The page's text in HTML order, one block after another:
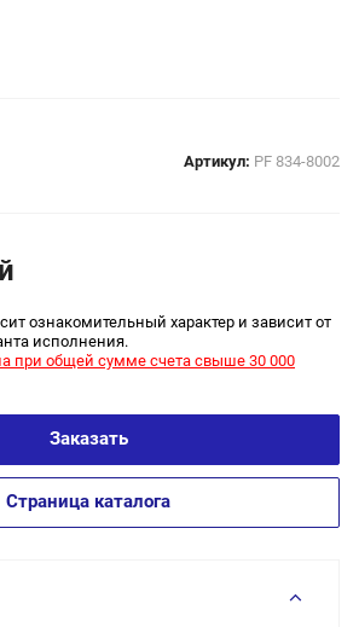
Артикул: PF 834-8002
ознакомительный характер и зависит от
исполнения.
при общей сумме счета свыше 30 000
Заказать
Страница каталога